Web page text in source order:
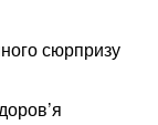
сюрпризу